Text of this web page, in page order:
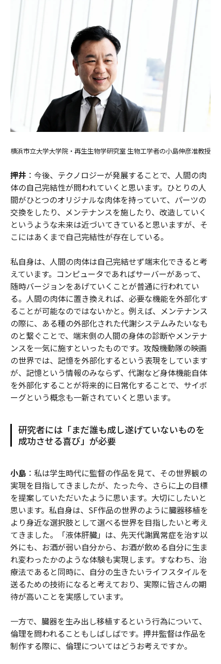
横浜市立大学大学院・再生生物学研究室 生物工学者の小島伸彦准教授
押井：今後、テクノロジーが発展することで、人間の肉
体の自己完結性が問われていくと思います。ひとりの人
間がひとつのオリジナルな肉体を持っていて、パーツの
交換をしたり、メンテナンスを施したり、改造していく
というような未来は近づいてきていると思いますが、そ
こにはあくまで自己完結性が存在している。
私自身は、人間の肉体は自己完結せず端末化できると考
えています。コンピュータであればサーバーがあって、
随時バージョンをあげていくことが普通に行われてい
る。人間の肉体に置き換えれば、必要な機能を外部化す
ることが可能なのではないかと。例えば、メンテナンス
の際に、ある種の外部化された代謝システムみたいなも
のと繋ぐことで、端末側の人間の身体の診断やメンテナ
ンスを一気に施すといったものです。攻殻機動隊の映画
の世界では、記憶を外部化するという表現をしています
が、記憶という情報のみならず、代謝など身体機能自体
を外部化することが将来的に日常化することで、サイボ
ーグという概念も一新されていくと思います。
研究者には「まだ誰も成し遂げていないものを
成功させる喜び」が必要
小島：私は学生時代に監督の作品を見て、その世界観の
実現を目指してきましたが、たった今、さらに上の目標
を提案していただいたように思います。大切にしたいと
思います。私自身は、SF作品の世界のように臓器移植を
より身近な選択肢として選べる世界を目指したいと考え
てきました。「液体肝臓」は、先天代謝異常症を治す以
外にも、お酒が弱い自分から、お酒が飲める自分に生ま
れ変わったかのような体験も実現します。すなわち、治
療法であると同時に、自分の生きたいライフスタイルを
送るための技術になると考えており、実際に皆さんの期
待が高いことを実感しています。
一方で、臓器を生み出し移植するという行為について、
倫理を問われることもしばしばです。押井監督は作品を
制作する際に、倫理についてはどうお考えですか。